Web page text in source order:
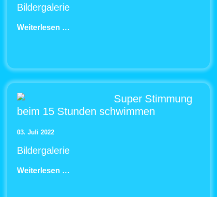
Bildergalerie
Weiterlesen …
Super Stimmung
beim 15 Stunden schwimmen
03. Juli 2022
Bildergalerie
Weiterlesen …